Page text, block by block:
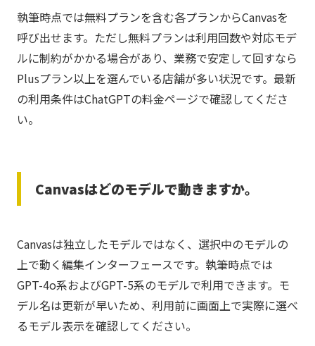
執筆時点では無料プランを含む各プランからCanvasを
呼び出せます。ただし無料プランは利用回数や対応モデ
ルに制約がかかる場合があり、業務で安定して回すなら
Plusプラン以上を選んでいる店舗が多い状況です。最新
の利用条件はChatGPTの料金ページで確認してくださ
い。
Canvasはどのモデルで動きますか。
Canvasは独立したモデルではなく、選択中のモデルの
上で動く編集インターフェースです。執筆時点では
GPT-4o系およびGPT-5系のモデルで利用できます。モ
デル名は更新が早いため、利用前に画面上で実際に選べ
るモデル表示を確認してください。